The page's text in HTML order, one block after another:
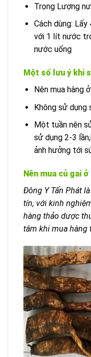
Trọng Lượng
Cách dùng:
với 1 lít nước
nước uống
Một số lưu ý khi
Nên mua hàng
Không sử dụng
Một tuần nên
sử dụng 2-3
ảnh hưởng tới
Nên mua củ gai ở
Đông Y Tấn Phát
tín, với kinh
hàng thảo dược
tâm khi mua hàng